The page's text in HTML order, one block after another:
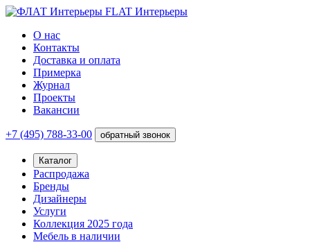
FLAT Интерьеры
О нас
Контакты
Доставка и оплата
Примерка
Журнал
Проекты
Вакансии
+7 (495) 788-33-00 обратный звонок
Каталог
Распродажа
Бренды
Дизайнеры
Услуги
Коллекция 2025 года
Мебель в наличии